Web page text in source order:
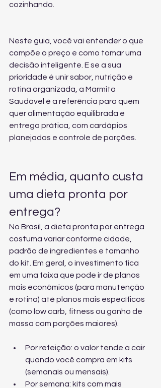
cozinhando.
Neste guia, você vai entender o que
compõe o preço e como tomar uma
decisão inteligente. E se a sua
prioridade é unir sabor, nutrição e
rotina organizada, a Marmita
Saudável é a referência para quem
quer alimentação equilibrada e
entrega prática, com cardápios
planejados e controle de porções.
Em média, quanto custa
uma dieta pronta por
entrega?
No Brasil, a dieta pronta por entrega
costuma variar conforme cidade,
padrão de ingredientes e tamanho
do kit. Em geral, o investimento fica
em uma faixa que pode ir de planos
mais econômicos (para manutenção
e rotina) até planos mais específicos
(como low carb, fitness ou ganho de
massa com porções maiores).
Por refeição: o valor tende a cair
quando você compra em kits
(semanais ou mensais).
Por semana: kits com mais